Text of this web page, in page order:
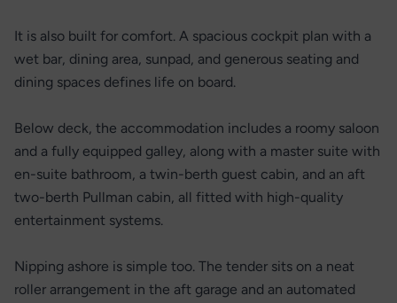
It is also built for comfort. A spacious cockpit plan with a
wet bar, dining area, sunpad, and generous seating and
dining spaces defines life on board.
Below deck, the accommodation includes a roomy saloon
and a fully equipped galley, along with a master suite with
en-suite bathroom, a twin-berth guest cabin, and an aft
two-berth Pullman cabin, all fitted with high-quality
entertainment systems.
Nipping ashore is simple too. The tender sits on a neat
roller arrangement in the aft garage and an automated